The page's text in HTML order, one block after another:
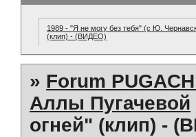
1989 - "Я не могу без тебя" (с Ю.
(клип) - (ВИДЕО)
» Forum
Аллы Пугачевой
огней" (клип) -